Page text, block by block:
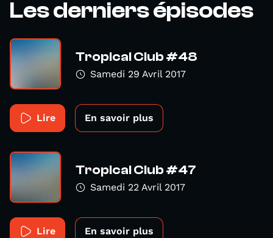
Les derniers épisodes
Tropical Club #48
Samedi 29 Avril 2017
Lire En savoir plus
Tropical Club #47
Samedi 22 Avril 2017
Lire En savoir plus